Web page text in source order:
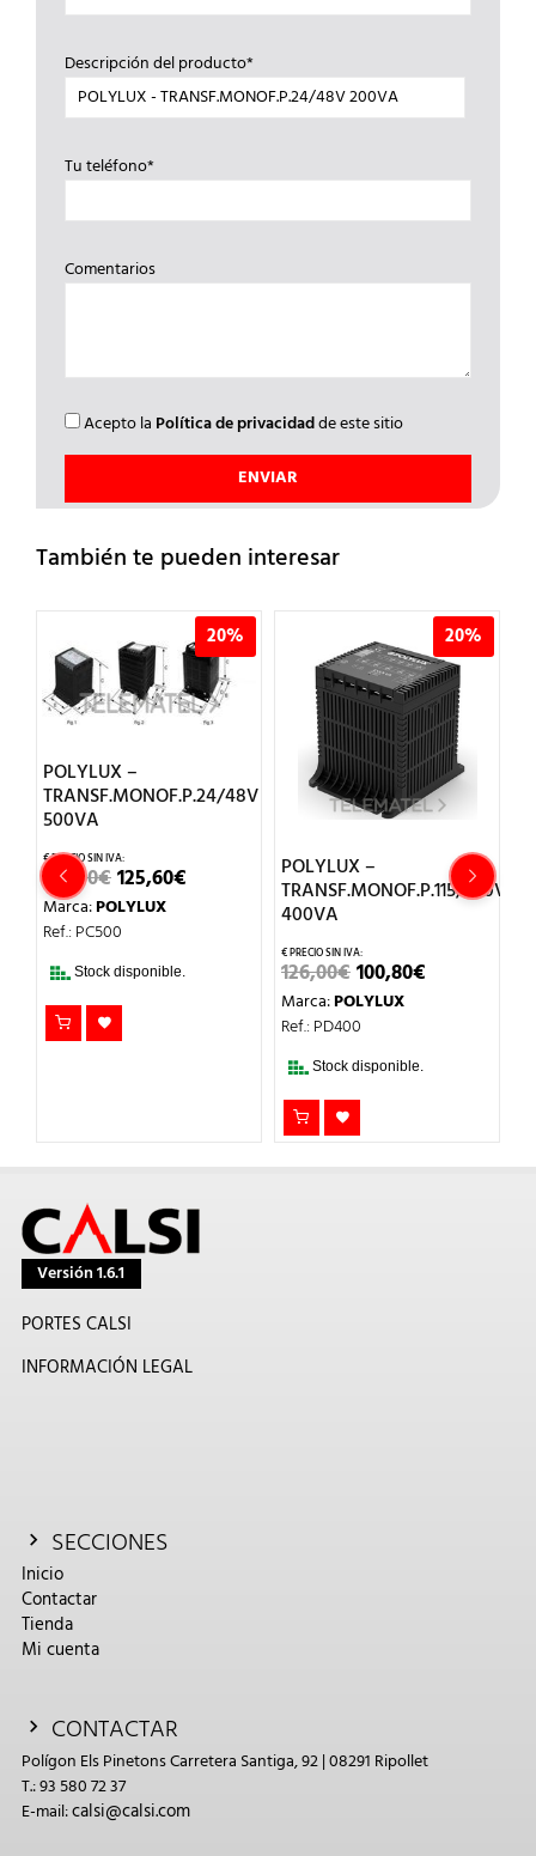
Descripción del producto*
Tu teléfono*
Comentarios
Acepto la Política de privacidadde este sitio
También te pueden interesar
20%
POLYLUX –
TRANSF.MONOF.P.24/48V
500VA
157,00€EL
PRECIO
ORIGINAL
ERA:
125,60€
Marca:POLYLUX
Ref.: PC500
Stock disponible.
20%
POLYLUX –
TRANSF.MONOF.P.115/230V
400VA
126,00€EL
PRECIO
ORIGINAL
ERA:
100,80€
Marca:POLYLUX
Ref.: PD400
Stock disponible.
Versión 1.6.1
PORTES CALSI
INFORMACIÓN LEGAL
SECCIONES
Inicio
Contactar
Tienda
Mi cuenta
CONTACTAR
Polígon Els Pinetons Carretera Santiga, 92 | 08291 Ripollet
T.: 93 580 72 37
E-mail:calsi@calsi.com